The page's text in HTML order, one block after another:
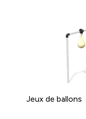
Jeux de ballons